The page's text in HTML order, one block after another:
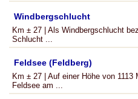
Windbergschlucht
Km ± 27 | Als Windbergschlucht
Schlucht ...
Feldsee (Feldberg)
Km ± 27 | Auf einer Höhe von
Feldsee am ...